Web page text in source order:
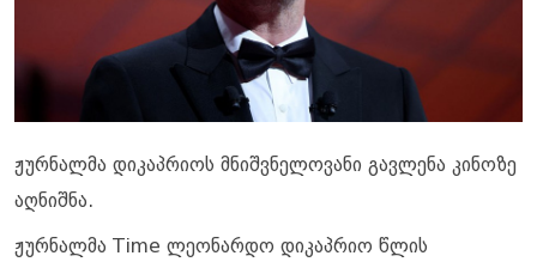
ჟურნალმა დიკაპრიოს მნიშვნელოვანი გავლენა კინოზე
აღნიშნა.
ჟურნალმა Time ლეონარდო დიკაპრიო წლის